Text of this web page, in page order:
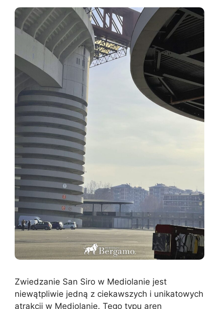
Zwiedzanie San Siro w Mediolanie jest
niewątpliwie jedną z ciekawszych i unikatowych
atrakcji w Mediolanie. Tego typu aren